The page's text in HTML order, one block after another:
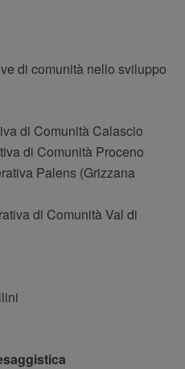
di comunità nello sviluppo
di Comunità Calascio
di Comunità Proceno
Palens (Grizzana
di Comunità Val di